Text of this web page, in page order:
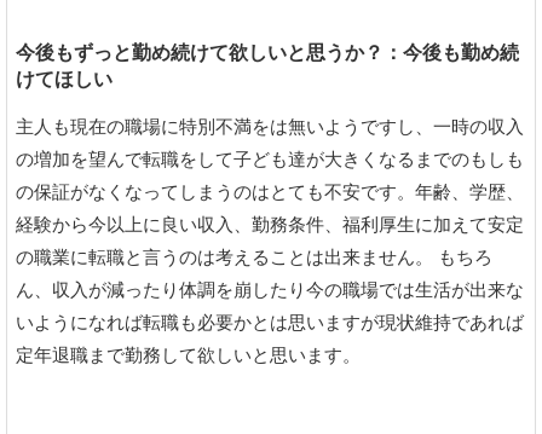
今後もずっと勤め続けて欲しいと思うか？：今後も勤め続
けてほしい
主人も現在の職場に特別不満をは無いようですし、一時の収入
の増加を望んで転職をして子ども達が大きくなるまでのもしも
の保証がなくなってしまうのはとても不安です。年齢、学歴、
経験から今以上に良い収入、勤務条件、福利厚生に加えて安定
の職業に転職と言うのは考えることは出来ません。 もちろ
ん、収入が減ったり体調を崩したり今の職場では生活が出来な
いようになれば転職も必要かとは思いますが現状維持であれば
定年退職まで勤務して欲しいと思います。